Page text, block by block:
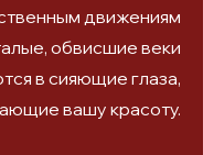
движениям
обвисшие веки
в сияющие глаза,
вашу красоту.